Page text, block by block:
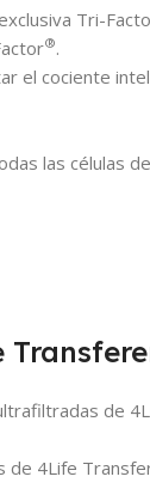
Tri-
®.
el cociente
las células
de
4Life